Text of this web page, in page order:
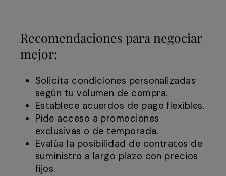
Recomendaciones para negociar
mejor:
Solicita condiciones personalizadas
según tu volumen de compra.
Establece acuerdos de pago flexibles.
Pide acceso a promociones
exclusivas o de temporada.
Evalúa la posibilidad de contratos de
suministro a largo plazo con precios
fijos.